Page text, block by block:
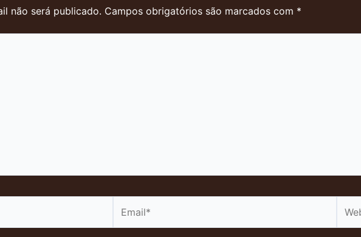
não será publicado. Campos obrigatórios são marcados com *